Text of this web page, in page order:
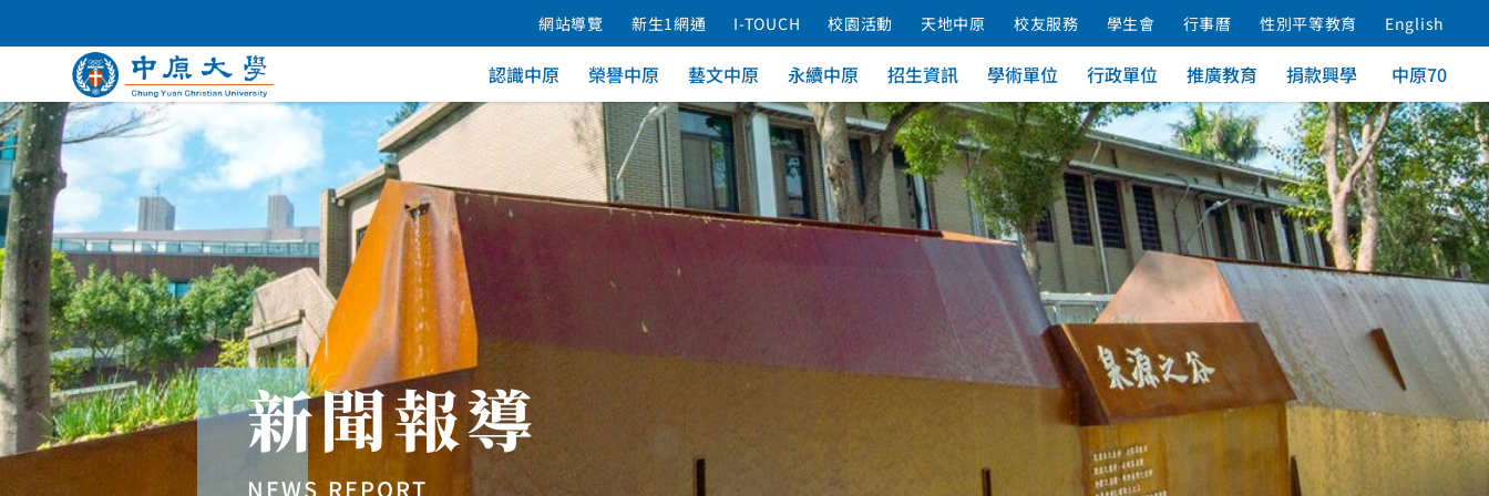
網站導覽 新生1網通 I-TOUCH 校園活動 天地中原 校友服務 學生會 行事曆 性別平等教育 English
認識中原 榮譽中原 藝文中原 永續中原 招生資訊 學術單位 行政單位 推廣教育 捐款興學 中原70
新聞報導
NEWS REPORT